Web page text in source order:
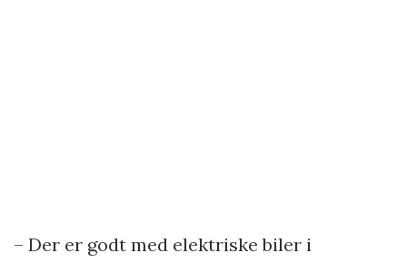
– Der er godt med elektriske biler i